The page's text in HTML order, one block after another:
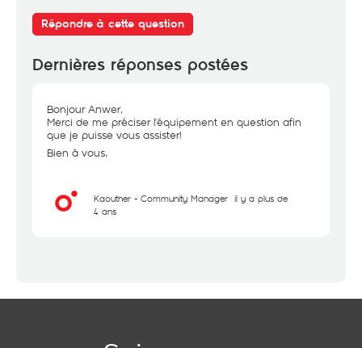
Répondre à cette question
Dernières réponses postées
Bonjour Anwer,
Merci de me préciser l'équipement en question afin
que je puisse vous assister!
Bien à vous,
Kaouther - Community Manager il y a plus de
4 ans